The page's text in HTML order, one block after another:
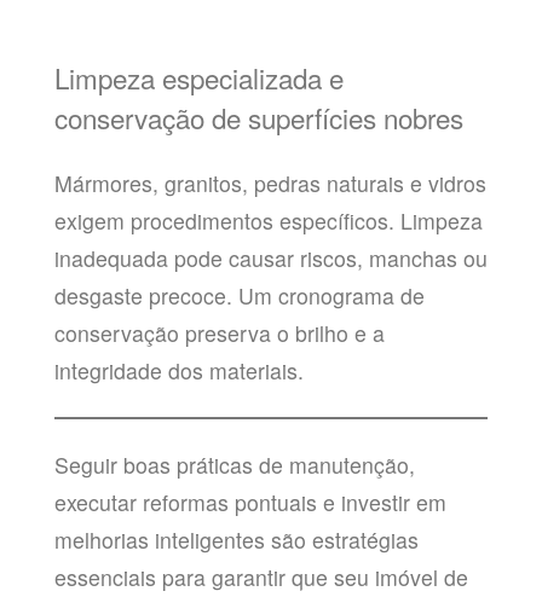
Limpeza especializada e
conservação de superfícies nobres
Mármores, granitos, pedras naturais e vidros
exigem procedimentos específicos. Limpeza
inadequada pode causar riscos, manchas ou
desgaste precoce. Um cronograma de
conservação preserva o brilho e a
integridade dos materiais.
Seguir boas práticas de manutenção,
executar reformas pontuais e investir em
melhorias inteligentes são estratégias
essenciais para garantir que seu imóvel de